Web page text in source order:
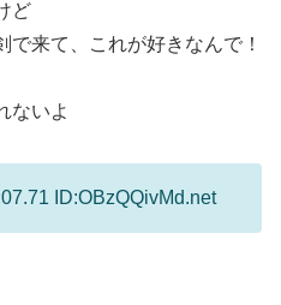
ど
来て、これが好きなんで！
ないよ
ID:OBzQQivMd.net